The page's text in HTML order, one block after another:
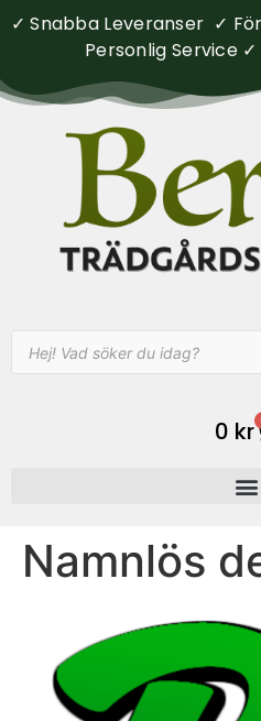
✓ Snabba Leveranser ✓
Personlig Service
0 kr
Namnlös